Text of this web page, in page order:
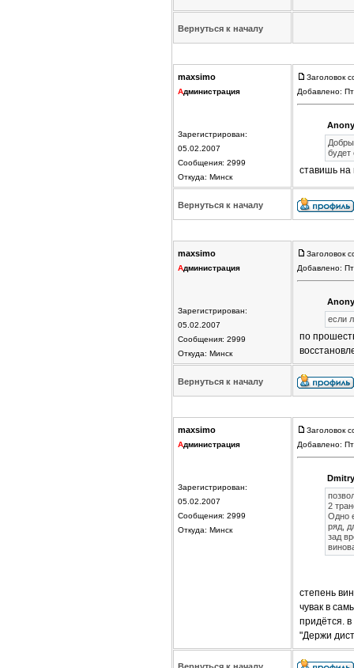
Вернуться к началу
maxsimo
Администрация
Зарегистрирован:
05.02.2007
Сообщения: 2999
Откуда: Минск
Заголовок
Добавлено:
будет
ставишь на
Вернуться к началу
maxsimo
Администрация
Зарегистрирован:
05.02.2007
Сообщения: 2999
Откуда: Минск
Заголовок
Добавлено:
если
по
Вернуться к началу
maxsimo
Администрация
Зарегистрирован:
05.02.2007
Сообщения: 2999
Откуда: Минск
Заголовок
Добавлено:
2
Одно
ряд,
зад
степень
чувак в
придётся.
"Держи